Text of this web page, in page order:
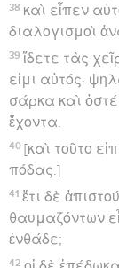
38 καὶ εἶπεν
διαλογισμοὶ
39 ἴδετε τὰς
εἰμι αὐτός·
σάρκα καὶ
ἔχοντα.
40 [καὶ τοῦτο
πόδας.]
41 ἔτι δὲ
θαυμαζόντων
ἐνθάδε;
42